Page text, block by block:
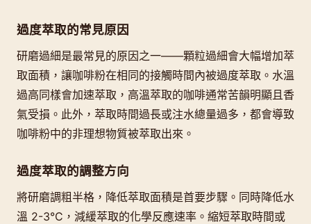
過度萃取的常見原因
研磨過細是最常見的原因之一——顆粒過細會大幅增加萃
取面積，讓咖啡粉在相同的接觸時間內被過度萃取。水溫
過高同樣會加速萃取，高溫萃取的咖啡通常苦韻明顯且香
氣受損。此外，萃取時間過長或注水總量過多，都會導致
咖啡粉中的非理想物質被萃取出來。
過度萃取的調整方向
將研磨調粗半格，降低萃取面積是首要步驟。同時降低水
溫 2-3°C，減緩萃取的化學反應速率。縮短萃取時間或